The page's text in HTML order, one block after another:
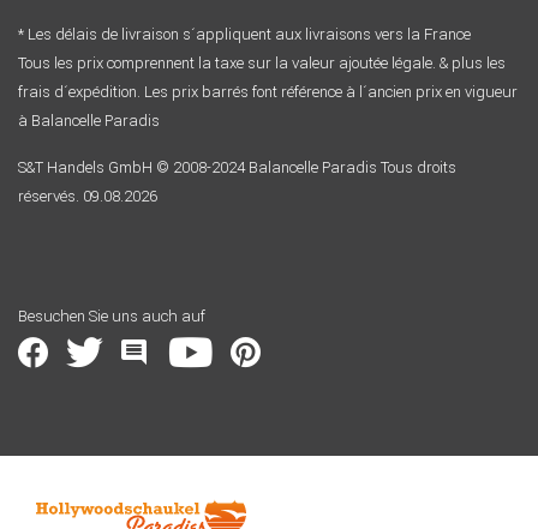
* Les délais de livraison s´appliquent aux livraisons vers la France
Tous les prix comprennent la taxe sur la valeur ajoutée légale. & plus les
frais d´expédition. Les prix barrés font référence à l´ancien prix en vigueur
à Balancelle Paradis
S&T Handels GmbH © 2008-2024 Balancelle Paradis Tous droits
réservés. 09.08.2026
Besuchen Sie uns auch auf